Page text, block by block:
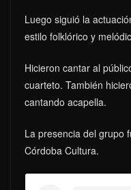
Luego siguió la
estilo folklórico y
Hicieron cantar al
cuarteto. También
cantando acapella.
La presencia del grupo
Córdoba Cultura.